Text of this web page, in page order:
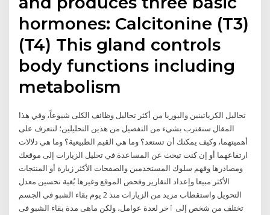
hormones: Calcitonine (T3)
(T4) This gland controls
body functions including
metabolism
تحاليل الكرياتينين واليوريا من أكثر تحاليل وظائف الكلى شيوعاً، وفي هذا
المقال سنقترب بشيء من التفصيل من هذين التحليلين؛ لنتعرف على
أهميتهما، وكيف يمكنك أن تستعد؟ وما هي القيم الطبيعية؟ وما هي دلالات
ارتفاعهما أو إن كنت تبحث عن المساعدة في تحليل الزيارات إلى موقعك
ومصادرها وفهم سلوك المستخدمين والصفحات الأكثر زيارة أو المنتجات
الأكثر مبيعا وإعداد التقارير وفحص الموقع وغيرها بُغية تحسين معدل
التحويل واستقطاب مزيد من الزيارات منذ 2 يوم بقاء الشبو في الجسم
تختلف من شخص إلى ٱخر لعدة عوامل، ولكن ماهى مدة بقاء الشبو فى